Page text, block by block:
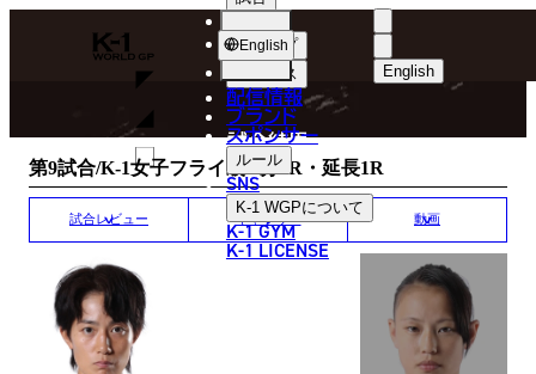
K-
WGP
English
한국어
中文（简体）
中文（繁體）
ไทย
ショップ
ニュース
配信情報
ブランド
スポンサー
ルール
SNS
K-1 WGPについて
K-1 GYM
K-1 LICENSE
English
MATCH RESULT
試合結果
第9試合/K-1女子フライ級/3分3R・延長1R
試合レビュー ギャラリー 動画